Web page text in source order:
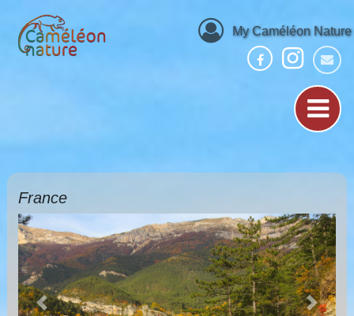
My Caméléon Nature
France
Previous Next